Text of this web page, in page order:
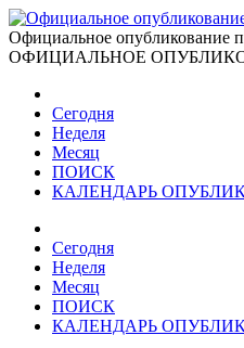
Официальное опубликование
ОФИЦИАЛЬНОЕ
Сегодня
Неделя
Месяц
ПОИСК
КАЛЕНДАРЬ
Сегодня
Неделя
Месяц
ПОИСК
КАЛЕНДАРЬ